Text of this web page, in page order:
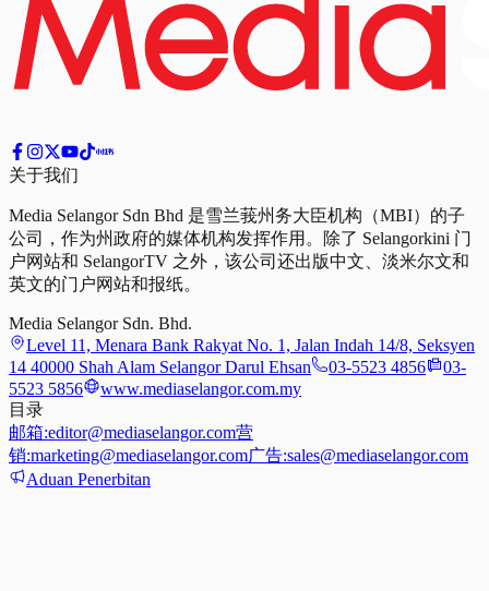
关于我们
Media Selangor Sdn Bhd 是雪兰莪州务大臣机构（MBI）的子
公司，作为州政府的媒体机构发挥作用。除了 Selangorkini 门
户网站和 SelangorTV 之外，该公司还出版中文、淡米尔文和
英文的门户网站和报纸。
Media Selangor Sdn. Bhd.
Level 11, Menara Bank Rakyat No. 1, Jalan Indah 14/8, Seksyen
14 40000 Shah Alam Selangor Darul Ehsan
03-5523 4856
03-
5523 5856
www.mediaselangor.com.my
目录
邮箱:editor@mediaselangor.com营
销:marketing@mediaselangor.com广告:sales@mediaselangor.com
Aduan Penerbitan